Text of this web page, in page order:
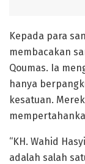
Kepada para
membacakan
Qoumas. Ia
hanya
kesatuan.
“KH. Wahid
adalah salah